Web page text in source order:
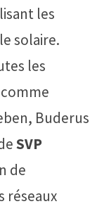
les
solaire.
les
Buderus
SVP
de
réseaux